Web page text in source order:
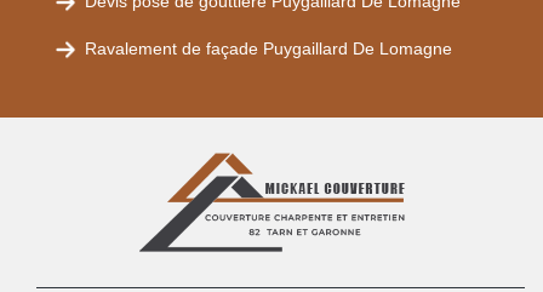
Ravalement de façade Puygaillard De Lomagne